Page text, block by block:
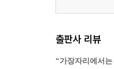
출판사 리뷰
“가장자리에서